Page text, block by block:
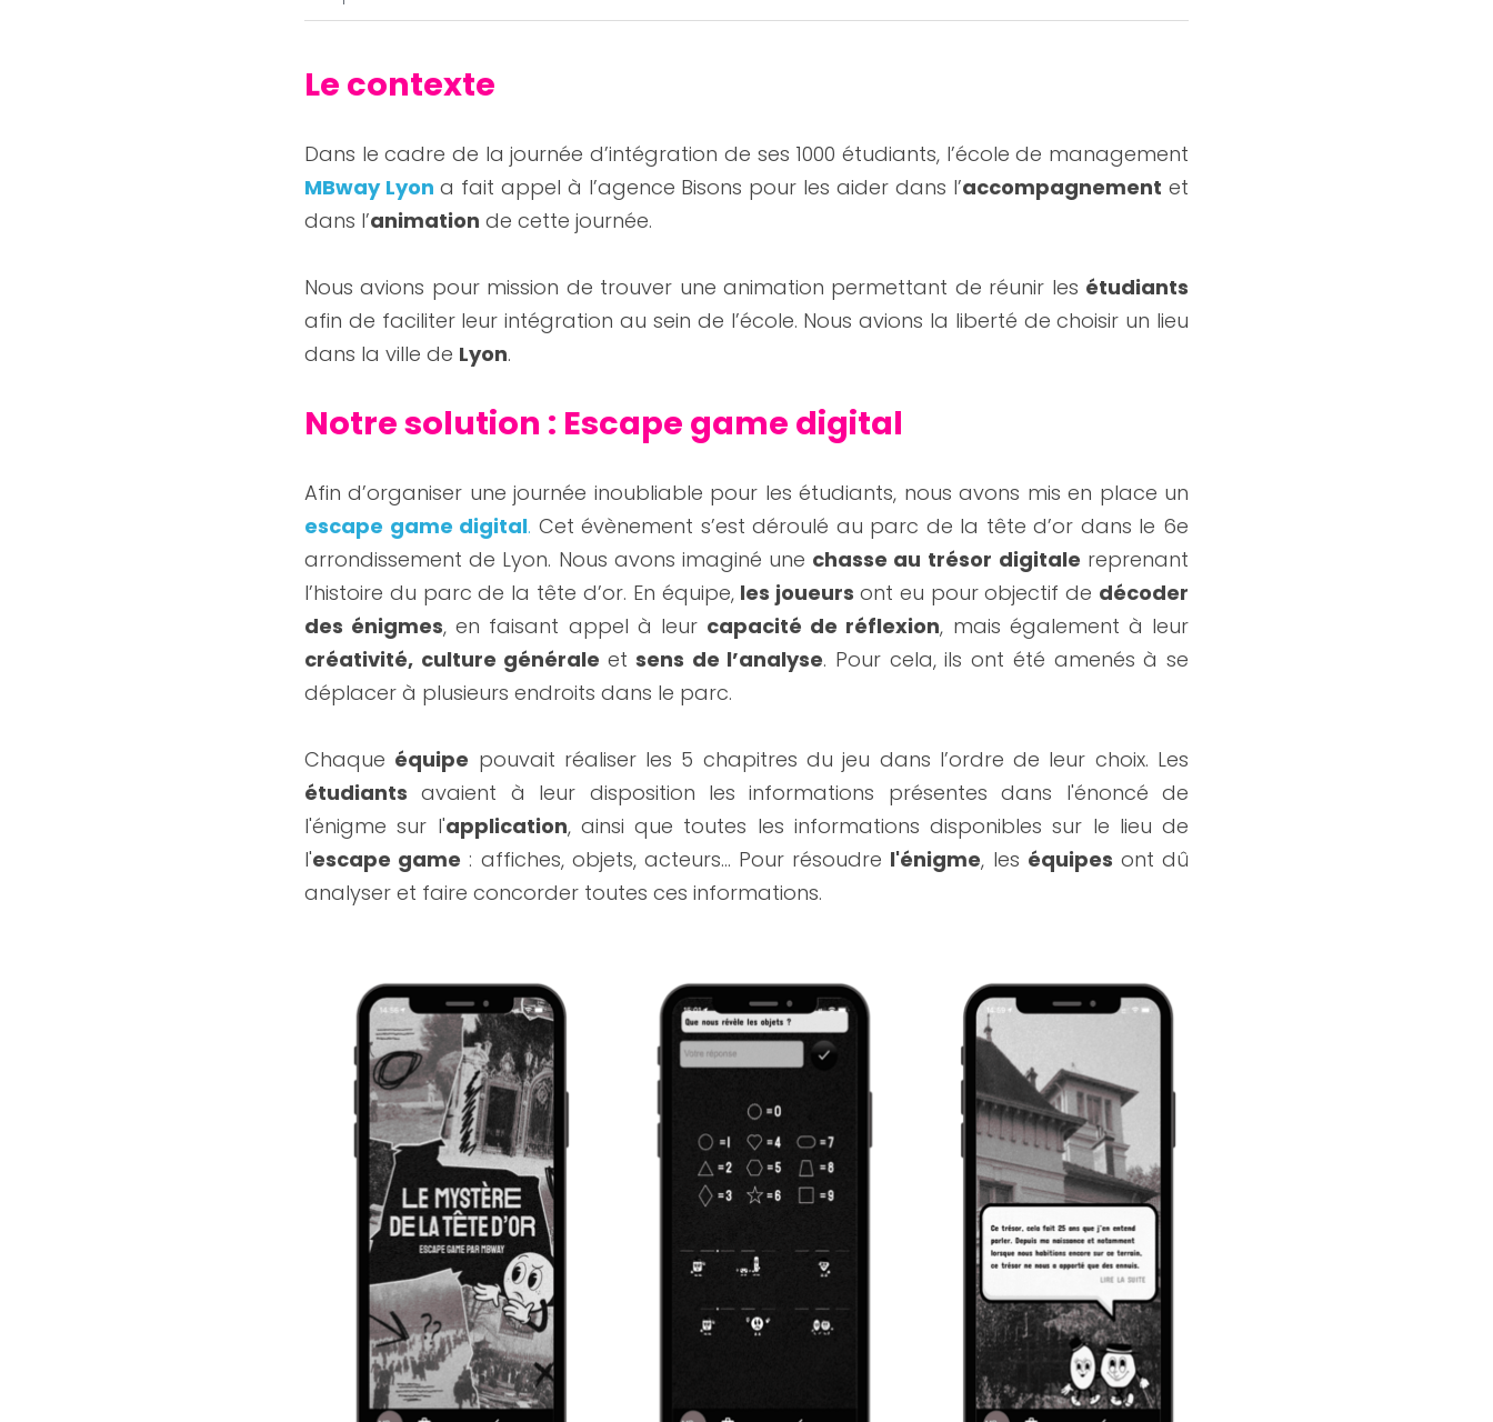
Le contexte
MBway Lyon a fait appel à l’agence Bisons pour les aider dans l’accompagnement et
dans l’animation de cette journée.
Nous avions pour mission de trouver une animation permettant de réunir les étudiants
afin de faciliter leur intégration au sein de l’école. Nous avions la liberté de choisir un lieu
dans la ville de Lyon.
Notre solution : Escape game digital
escape game digital. Cet évènement s’est déroulé au parc de la tête d’or dans le 6e
arrondissement de Lyon. Nous avons imaginé une chasse au trésor digitale reprenant
l’histoire du parc de la tête d’or. En équipe, les joueurs ont eu pour objectif de décoder
des énigmes, en faisant appel à leur capacité de réflexion
créativité, culture générale et sens de l’analyse. Pour cela, ils ont été amenés à se
déplacer à plusieurs endroits dans le parc.
Chaque équipe
étudiants avaient à leur disposition les informations présentes dans l'énoncé de
l'énigme sur l'application, ainsi que toutes les informations disponibles sur le lieu de
l'escape game : affiches, objets, acteurs... Pour résoudre l'énigme, les équipes ont dû
analyser et faire concorder toutes ces informations.